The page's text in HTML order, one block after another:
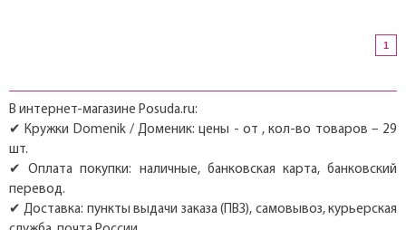
1
В интернет-магазине Posuda.ru:
✔ Кружки Domenik / Доменик: цены - от , кол-во товаров – 29
шт.
✔ Оплата покупки: наличные, банковская карта, банковский
перевод.
✔ Доставка: пункты выдачи заказа (ПВЗ), самовывоз, курьерская